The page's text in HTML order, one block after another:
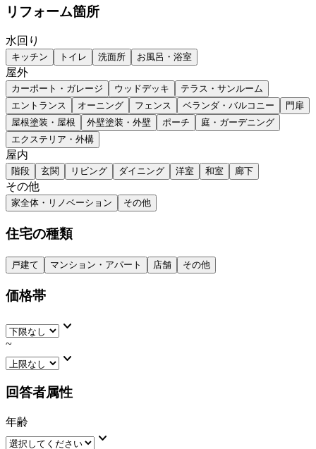
リフォーム箇所
水回り
キッチン トイレ 洗面所 お風呂・浴室
屋外
カーポート・ガレージ ウッドデッキ
テラス・サンルーム
エントランス
オーニング フェンス ベランダ・バルコニー
門扉
屋根塗装・屋根
外壁塗装・外壁 ポーチ
庭・ガーデニング
エクステリア・外構
屋内
階段 玄関 リビング ダイニング 洋室 和室 廊下
その他
家全体・リノベーション その他
住宅の種類
戸建て マンション・アパート 店舗 その他
価格帯
keyboard_arrow_down
~
keyboard_arrow_down
回答者属性
年齢
keyboard_arrow_down